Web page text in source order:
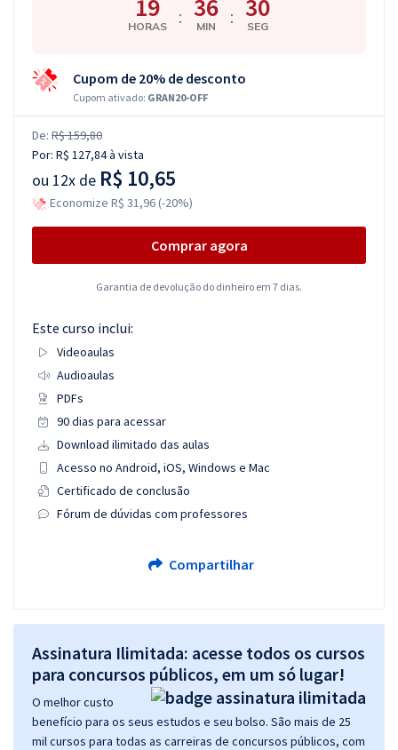
19
HORAS : 36
MIN : 29
SEG
Cupom de 20% de desconto
Cupom ativado: GRAN20-OFF
De: R$ 159,80
Por: R$ 127,84à vista
ou 12x de R$ 10,65
Economize R$ 31,96 (-20%)
Comprar agora
Garantia de devolução do dinheiro em 7 dias.
Este curso inclui:
Videoaulas
Audioaulas
PDFs
90 dias para acessar
Download ilimitado das aulas
Acesso no Android, iOS, Windows e Mac
Certificado de conclusão
Fórum de dúvidas com professores
Compartilhar
Assinatura Ilimitada: acesse todos os cursos
para concursos públicos, em um só lugar!
O melhor custo
benefício para os seus estudos e seu bolso. São mais de 25
mil cursos para todas as carreiras de concursos públicos, com